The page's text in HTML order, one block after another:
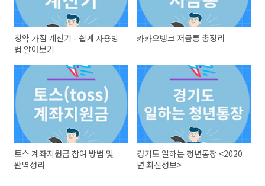
청약 가점 계산기 - 쉽게 사용방
법 알아보기
카카오뱅크 저금통 총정리
토스 계좌지원금 참여 방법 및
완벽정리
경기도 일하는 청년통장 <2020
년 최신정보>